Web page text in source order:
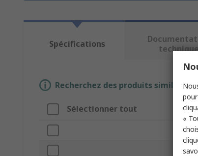
Spécifications
Recherchez des produits
Sélectionner tout
«